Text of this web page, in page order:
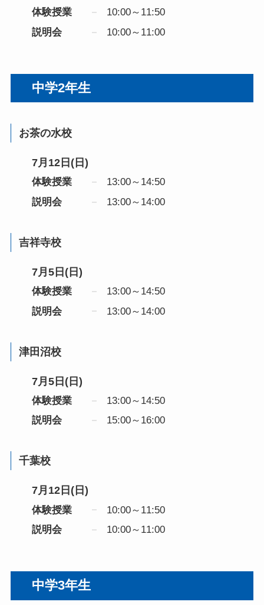
体験授業
10:00～11:50
説明会
10:00～11:00
中学2年生
お茶の水校
7月12日(日)
体験授業
13:00～14:50
説明会
13:00～14:00
吉祥寺校
7月5日(日)
体験授業
13:00～14:50
説明会
13:00～14:00
津田沼校
7月5日(日)
体験授業
13:00～14:50
説明会
15:00～16:00
千葉校
7月12日(日)
体験授業
10:00～11:50
説明会
10:00～11:00
中学3年生